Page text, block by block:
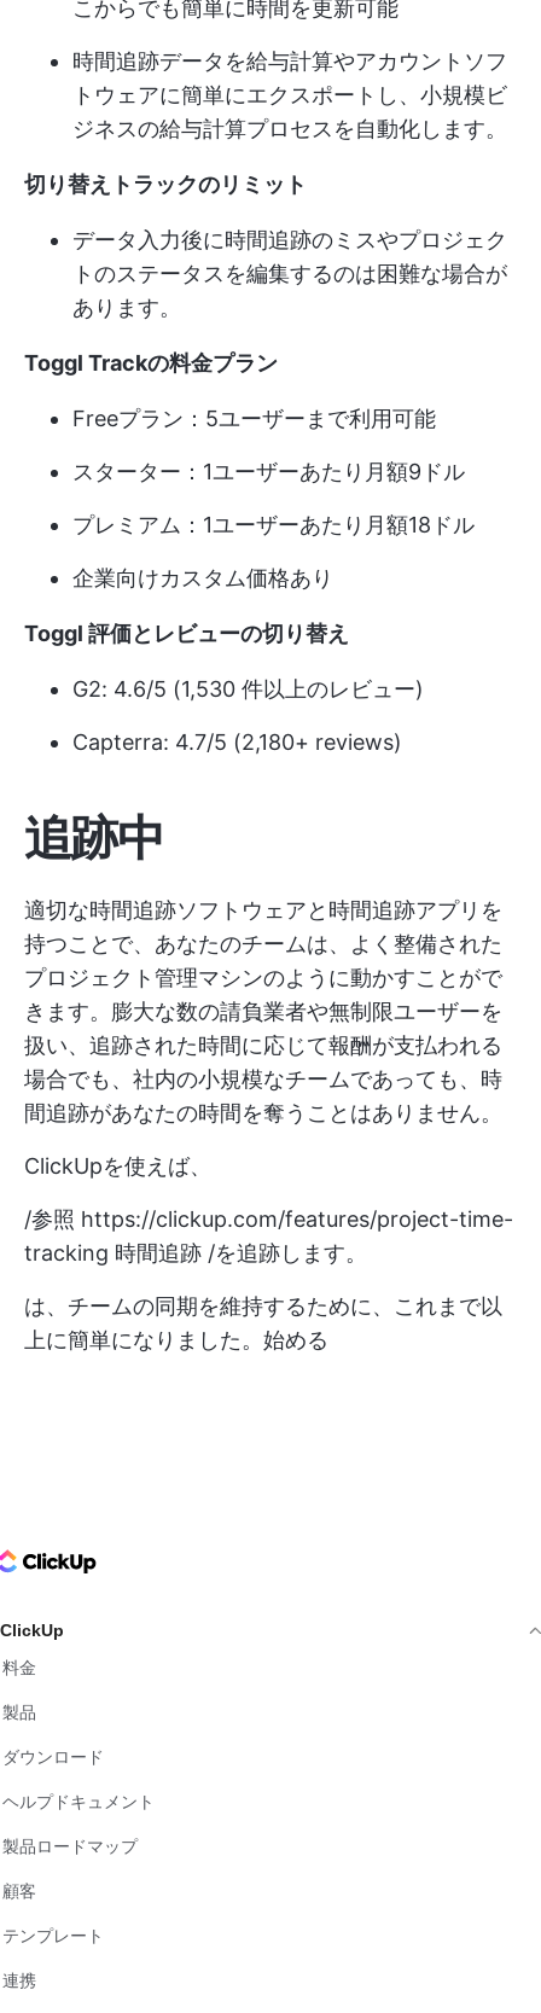
こからでも簡単に時間を更新可能
時間追跡データを給与計算やアカウントソフ
トウェアに簡単にエクスポートし、小規模ビ
ジネスの給与計算プロセスを自動化します。
切り替えトラックのリミット
データ入力後に時間追跡のミスやプロジェク
トのステータスを編集するのは困難な場合が
あります。
Toggl Trackの料金プラン
Freeプラン：5ユーザーまで利用可能
スターター：1ユーザーあたり月額9ドル
プレミアム：1ユーザーあたり月額18ドル
企業向けカスタム価格あり
Toggl 評価とレビューの切り替え
G2: 4.6/5 (1,530 件以上のレビュー)
Capterra: 4.7/5 (2,180+ reviews)
追跡中
適切な時間追跡ソフトウェアと時間追跡アプリを
持つことで、あなたのチームは、よく整備された
プロジェクト管理マシンのように動かすことがで
きます。膨大な数の請負業者や無制限ユーザーを
扱い、追跡された時間に応じて報酬が支払われる
場合でも、社内の小規模なチームであっても、時
間追跡があなたの時間を奪うことはありません。
ClickUpを使えば、
/参照 https://clickup.com/features/project-time-
tracking 時間追跡 /を追跡します。
は、チームの同期を維持するために、これまで以
上に簡単になりました。始める
Logo
ClickUp
料金
製品
ダウンロード
ヘルプドキュメント
製品ロードマップ
顧客
テンプレート
連携